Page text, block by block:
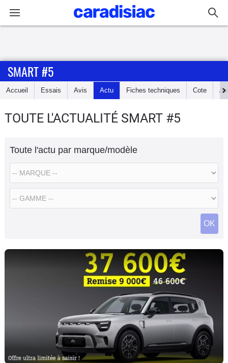
Accueil
Essais
Guide
d'achat
Electriques
Auto
Marques
SMART #5
Accueil Essais Avis Actu Fiches techniques Cote
TOUTE L'ACTUALITÉ SMART #5
Toute l'actu par marque/modèle
OK